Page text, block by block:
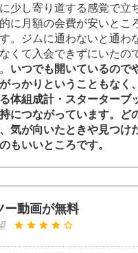
少し寄り道する感覚で立
に月額の会費が安いとこ
。ジムに通わないと通わ
くて入会できずにいたの
いつでも開いているので
っかりということもなく
体組成計・スターターブ
につながっています。ど
気が向いたときや見つけ
もいいところです。
ー動画が無料